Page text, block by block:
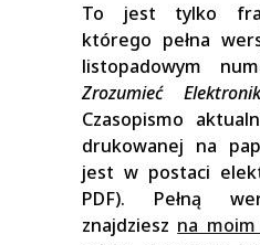
To jest tylko
którego pełna
listopadowym
Zrozumieć
Czasopismo
drukowanej na
jest w postaci
PDF). Pełną
znajdziesz na